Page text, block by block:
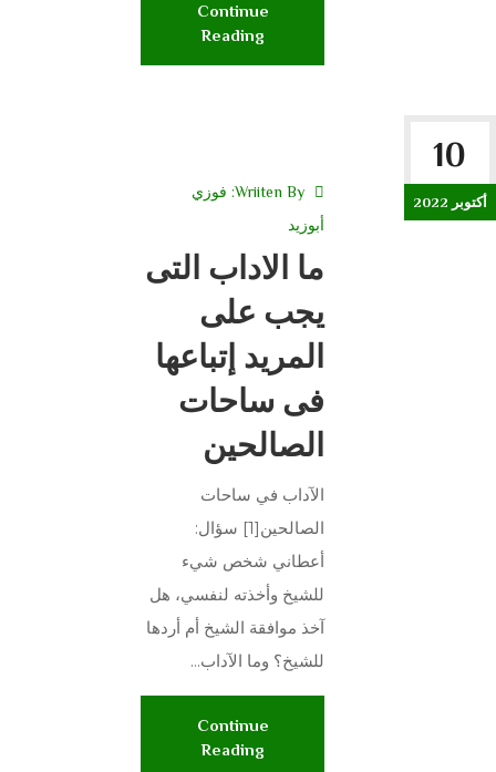
Continue
Reading
10
أكتوبر 2022
Wriiten By: فوزي
أبوزيد
ما الاداب التى
يجب على
المريد إتباعها
فى ساحات
الصالحين
الآداب في ساحات
الصالحين[1] سؤال:
أعطاني شخص شيء
للشيخ وأخذته لنفسي، هل
آخذ موافقة الشيخ أم أردها
للشيخ؟ وما الآداب...
Continue
Reading